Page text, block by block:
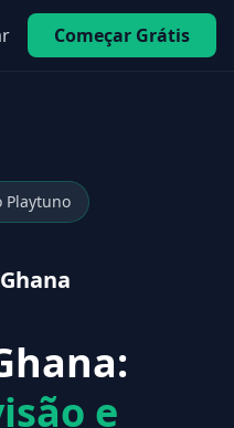
Começar Grátis
Playtuno
Ghana
e